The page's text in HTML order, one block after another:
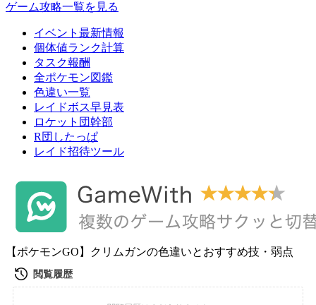
ゲーム攻略一覧を見る
イベント最新情報
個体値ランク計算
タスク報酬
全ポケモン図鑑
色違い一覧
レイドボス早見表
ロケット団幹部
R団したっぱ
レイド招待ツール
【ポケモンGO】クリムガンの色違いとおすすめ技・弱点